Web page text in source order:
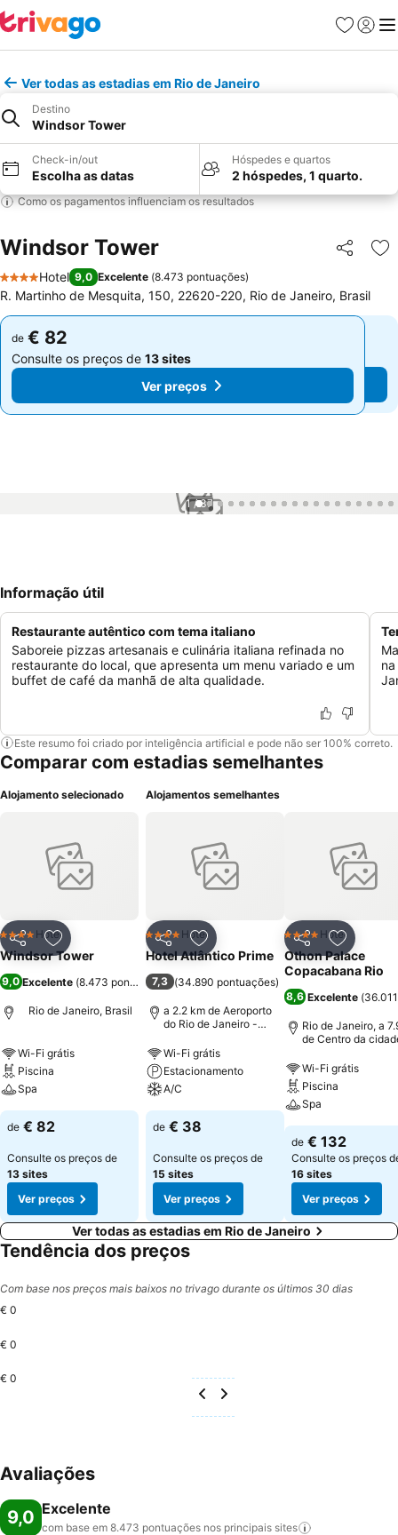
Favoritos
Iniciar
Ver todas as estadias em Rio de Janeiro
Destino
Windsor Tower
Check-in/out
Escolha as datas
Hóspedes e quartos
2 hóspedes, 1 quarto.
Como os pagamentos influenciam os resultados
Windsor Tower Partilhar
4 Estrelas
Hotel 9,0 Excelente (8.473 pontuações)
R. Martinho de Mesquita, 150, 22620-220, Rio de Janeiro, Brasil
de € 82
Consulte os preços de 13 sites
Ver preços
de € 82
Consulte os preços de 13 sites
Ver preços
1 / 37
Informação útil
Restaurante autêntico com tema italiano
Saboreie pizzas artesanais e culinária italiana refinada no
restaurante do local, que apresenta um menu variado e um
buffet de café da manhã de alta qualidade.
Este resumo foi criado por inteligência artificial e pode não ser 100% correto.
Comparar com estadias semelhantes
Alojamento selecionado
PartilharAdicionar aos favoritos
4 EstrelasHotel
Windsor Tower
9,0Excelente (8.473 pontuações )
Rio de Janeiro, Brasil
Wi-Fi grátis
Piscina
Spa
de € 82
Consulte os preços de
13 sites
Ver preços
Alojamentos semelhantes
PartilharAdicionar aos favoritos
4 EstrelasHotel
Hotel Atlântico Prime
7,3 (34.890 pontuações)
a 2.2 km de Aeroporto
do Rio de Janeiro -
Wi-Fi grátis
Estacionamento
A/C
de € 38
Consulte os preços de
15 sites
Ver preços
Partilhar
4 EstrelasHotel
Othon Palace
Copacabana Rio
8,6 Excelente (
Rio de Janeiro, a
de Centro da
Wi-Fi grátis
Piscina
Spa
de € 132
Consulte os preços
16 sites
Ver preços
Ver todas as estadias em Rio de Janeiro
Tendência dos preços
Com base nos preços mais baixos no trivago durante os últimos 30 dias
€ 0
€ 0
€ 0
Avaliações
9,0 Excelente
com base em 8.473 pontuações nos principais sites